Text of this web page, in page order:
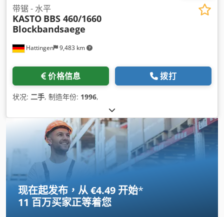
Hattingen 9,483 km
带锯 - 水平
KASTO BBS 460/1660
Blockbandsaege
价格信息 拨打
状况: 二手, 制造年份: 1996,
现在起发布，从 €4.49 开始*
11 百万买家正等着您